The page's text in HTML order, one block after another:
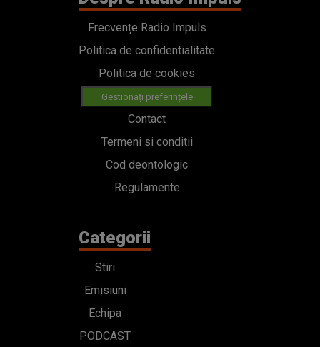
Frecvențe Radio Impuls
Politica de confidentialitate
Politica de cookies
Gestionați preferințele
Contact
Termeni si conditii
Cod deontologic
Regulamente
Categorii
Stiri
Emisiuni
Echipa
PODCAST